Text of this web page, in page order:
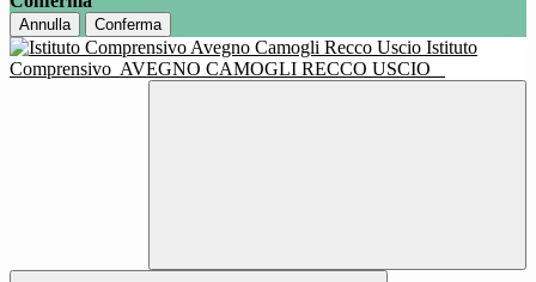
Annulla Conferma
Istituto
Comprensivo AVEGNO CAMOGLI RECCO USCIO